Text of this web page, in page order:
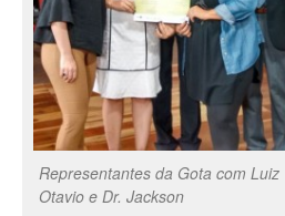
Representantes da Gota com Luiz
Otavio e Dr. Jackson